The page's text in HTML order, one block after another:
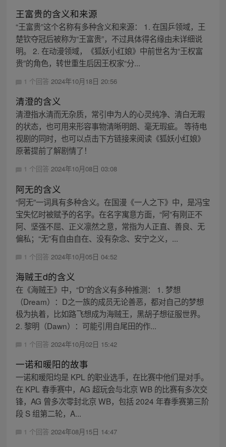
王富贵的含义和来源
“王富贵”这个名称有多种含义和来源： 1. 在国乒领域，王
楚钦夺冠后被称为“王富贵”，不过具体得名缘由未详细说
明。 2. 在动漫领域，《狐妖小红娘》中前世名为“王权富
贵”的角色，转世重生后因王权家“分...
1 个回答 2024年10月18日 20:56
清澄的含义
清澄指水清而无杂质，常引申为人的心灵纯净、清白无暇
的状态，也可用来形容事物清晰明朗、毫无瑕疵。 等待电
视剧的同时，也可以点击下方链接来阅读《狐妖小红娘》
原著提前了解剧情了！
1 个回答 2024年10月08日 03:08
阿无的含义
“阿无”一词具有多种含义。在国漫《一人之下》中，是冯宝
宝失忆时被赋予的名字。在名字寓意方面，“阿”有刚正不
阿、坚强不屈、正义凛然之意，常指为人正直、善良、无
偏私；“无”有自由自在、没有杂念、安宁之义，...
1 个回答 2024年10月05日 04:52
海贼王d的含义
在《海贼王》中，“D”的含义有多种推测： 1. 梦想
（Dream）：D之一族的成员无论善恶，都对自己的梦想
极为执着，比如路飞想成为海贼王，黑胡子想征服世界。
2. 黎明（Dawn）：可能引用自尾田的作...
1 个回答 2024年10月02日 15:42
一诺和暖阳的故事
一诺和暖阳均是 KPL 的职业选手，在比赛中他们是对手。
在 KPL 春季赛中，AG 超玩会与北京 WB 的比赛有多次交
锋，AG 曾多次零封北京 WB，包括 2024 年春季赛第三阶
段 S 组第二轮，A...
1 个回答 2024年08月15日 14:47